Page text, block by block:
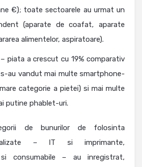
€); toate sectoarele au urmat un
(aparate de coafat, aparate
alimentelor, aspiratoare).
piata a crescut cu 19% comparativ
au vandut mai multe smartphone-
categorie a pietei) si mai multe
putine phablet-uri.
de bunurilor de folosinta
– IT si imprimante,
consumabile – au inregistrat,